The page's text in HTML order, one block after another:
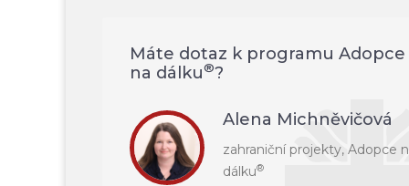
Máte dotaz k programu Adopce
na dálku®?
Alena Michněvičová
zahraniční projekty, Adopce
dálku®